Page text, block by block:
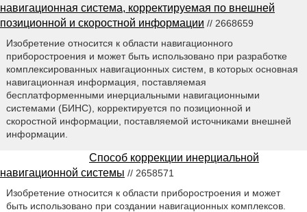
навигационная система, корректируемая по внешней
позиционной и скоростной информации // 2668659
Изобретение относится к области навигационного
приборостроения и может быть использовано при разработке
комплексированных навигационных систем, в которых основная
навигационная информация, поставляемая
бесплатформенными инерциальными навигационными
системами (БИНС), корректируется по позиционной и
скоростной информации, поставляемой источниками внешней
информации.
Способ коррекции инерциальной
навигационной системы // 2658571
Изобретение относится к области приборостроения и может
быть использовано при создании навигационных комплексов.